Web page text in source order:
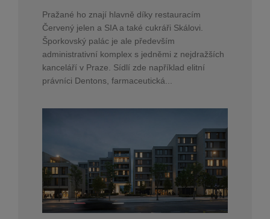
Pražané ho znají hlavně díky restauracím
Červený jelen a SIA a také cukráři Skálovi.
Šporkovský palác je ale především
administrativní komplex s jedněmi z nejdražších
kanceláří v Praze. Sídlí zde například elitní
právníci Dentons, farmaceutická...